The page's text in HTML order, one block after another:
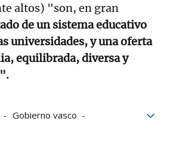
altos) "son, en gran
de un sistema educativo
universidades, y una oferta
equilibrada, diversa y
Gobierno vasco